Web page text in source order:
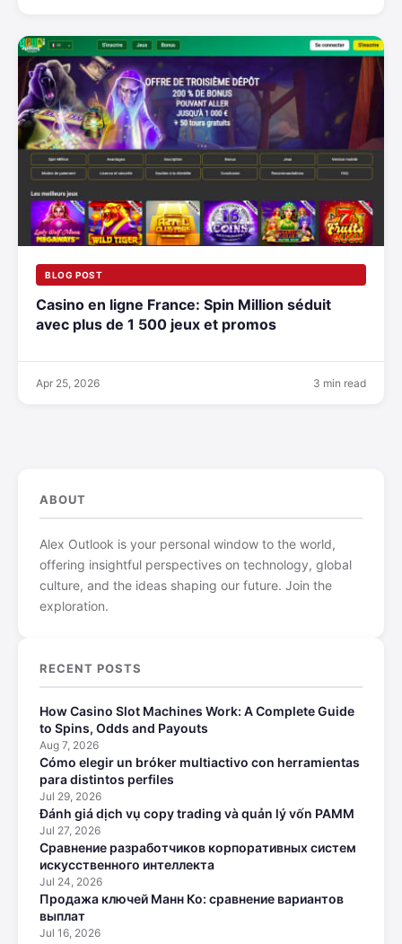
BLOG POST
Casino en ligne France: Spin Million séduit
avec plus de 1 500 jeux et promos
Apr 25, 2026 3 min read
ABOUT
Alex Outlook is your personal window to the world,
offering insightful perspectives on technology, global
culture, and the ideas shaping our future. Join the
exploration.
RECENT POSTS
How Casino Slot Machines Work: A Complete Guide
to Spins, Odds and Payouts
Aug 7, 2026
Cómo elegir un bróker multiactivo con herramientas
para distintos perfiles
Jul 29, 2026
Đánh giá dịch vụ copy trading và quản lý vốn PAMM
Jul 27, 2026
Сравнение разработчиков корпоративных систем
искусственного интеллекта
Jul 24, 2026
Продажа ключей Манн Ко: сравнение вариантов
выплат
Jul 16, 2026